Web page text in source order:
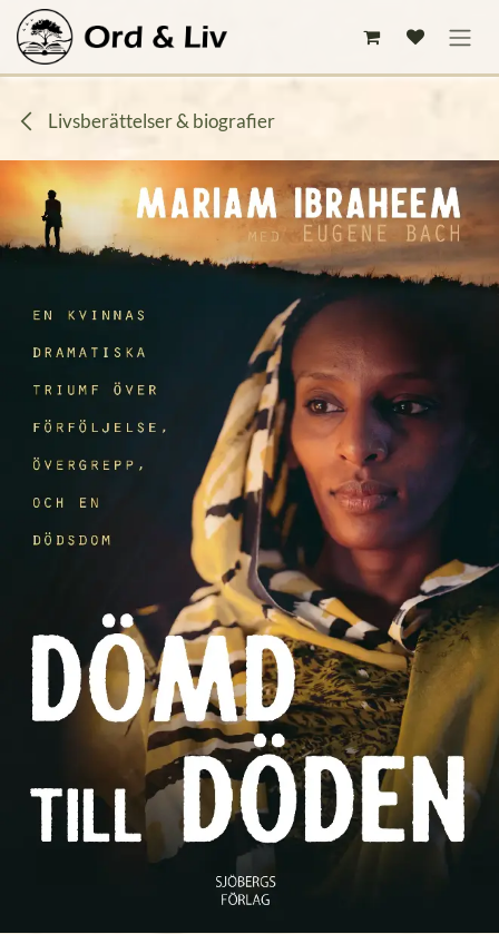
Hoppa till innehåll
Livsberättelser & biografier